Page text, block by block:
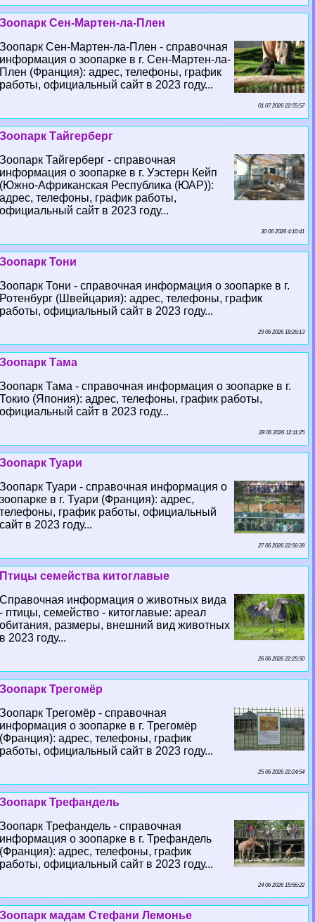
Зоопарк Сен-Мартен-ла-Плен
Зоопарк Сен-Мартен-ла-Плен - справочная
информация о зоопарке в г. Сен-Мартен-ла-
Плен (Франция): адрес, телефоны, график
работы, официальный сайт в 2023 году...
01 07 2026 22:55:57
Зоопарк Тайгерберг
Зоопарк Тайгерберг - справочная
информация о зоопарке в г. Уэстерн Кейп
(Южно-Африканская Республика (ЮАР)):
адрес, телефоны, график работы,
официальный сайт в 2023 году...
30 06 2026 4:10:41
Зоопарк Тони
Зоопарк Тони - справочная информация о зоопарке в г.
Ротенбург (Швейцария): адрес, телефоны, график
работы, официальный сайт в 2023 году...
29 06 2026 18:26:13
Зоопарк Тама
Зоопарк Тама - справочная информация о зоопарке в г.
Токио (Япония): адрес, телефоны, график работы,
официальный сайт в 2023 году...
28 06 2026 12:11:25
Зоопарк Туари
Зоопарк Туари - справочная информация о
зоопарке в г. Туари (Франция): адрес,
телефоны, график работы, официальный
сайт в 2023 году...
27 06 2026 22:56:39
Птицы семейства китоглавые
Справочная информация о животных вида
- птицы, семейство - китоглавые: ареал
обитания, размеры, внешний вид животных
в 2023 году...
26 06 2026 22:25:50
Зоопарк Трегомёр
Зоопарк Трегомёр - справочная
информация о зоопарке в г. Трегомёр
(Франция): адрес, телефоны, график
работы, официальный сайт в 2023 году...
25 06 2026 22:24:54
Зоопарк Трефандель
Зоопарк Трефандель - справочная
информация о зоопарке в г. Трефандель
(Франция): адрес, телефоны, график
работы, официальный сайт в 2023 году...
24 06 2026 15:56:22
Зоопарк мадам Стефани Лемонье